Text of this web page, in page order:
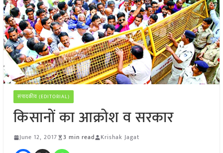
संपादकीय (EDITORIAL)
किसानों का आक्रोश व सरकार
June 12, 2017 3 min read Krishak Jagat